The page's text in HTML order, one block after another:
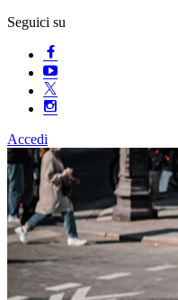
Seguici su
Accedi